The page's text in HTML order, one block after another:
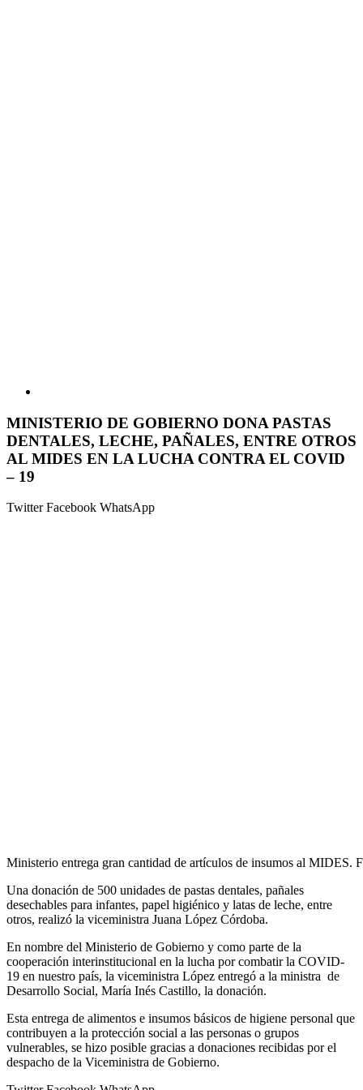
MINISTERIO DE GOBIERNO DONA PASTAS
DENTALES, LECHE, PAÑALES, ENTRE OTROS
AL MIDES EN LA LUCHA CONTRA EL COVID
– 19
TwitterFacebook WhatsApp
Ministerio entrega gran cantidad de artículos de insumos al MIDES.
Una donación de 500 unidades de pastas dentales, pañales
desechables para infantes, papel higiénico y latas de leche, entre
otros, realizó la viceministra Juana López Córdoba.
En nombre del Ministerio de Gobierno y como parte de la
cooperación interinstitucional en la lucha por combatir la COVID-
19 en nuestro país, la viceministra López entregó a la ministra de
Desarrollo Social, María Inés Castillo, la donación.
Esta entrega de alimentos e insumos básicos de higiene personal que
contribuyen a la protección social a las personas o grupos
vulnerables, se hizo posible gracias a donaciones recibidas por el
despacho de la Viceministra de Gobierno.